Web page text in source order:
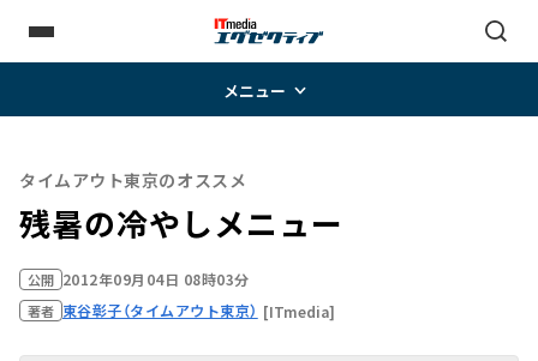
メニュー
タイムアウト東京のオススメ
残暑の冷やしメニュー
公開 2012年09月04日 08時03分
著者 東谷彰子（タイムアウト東京） [ITmedia]